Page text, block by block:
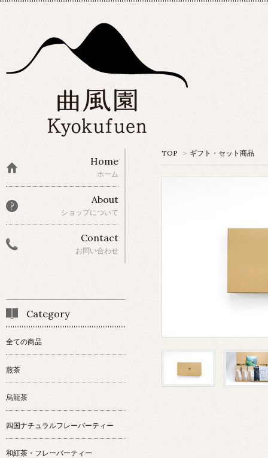
TOP > ギフト・セット商品
Home
ホーム
About
ショップについて
Contact
お問い合わせ
Category
全ての商品
煎茶
烏龍茶
四国ナチュラルフレーバーティー
和紅茶・フレーバーティー